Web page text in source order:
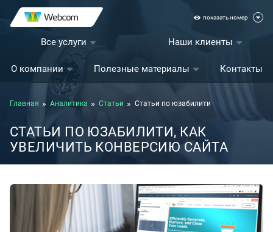
показать номер
Все услуги Наши клиенты
О компании Полезные материалы Контакты
Главная Аналитика Статьи Статьи по юзабилити
СТАТЬИ ПО ЮЗАБИЛИТИ, КАК
УВЕЛИЧИТЬ КОНВЕРСИЮ САЙТА